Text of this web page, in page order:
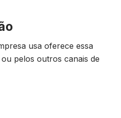
usa oferece essa
pelos outros canais de